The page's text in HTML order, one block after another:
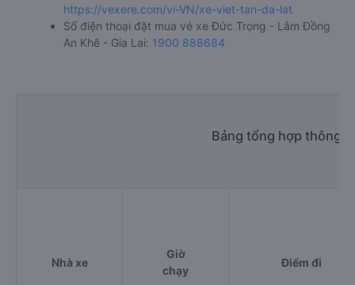
https://vexere.com/vi-VN/xe-viet-tan-da-lat
Số điện thoại đặt mua vé xe Đức Trọng - Lâm Đồng
An Khê - Gia Lai: 1900 888684
Bảng tổng hợp thông
Nhà xe
Giờ
chạy
Điểm đi